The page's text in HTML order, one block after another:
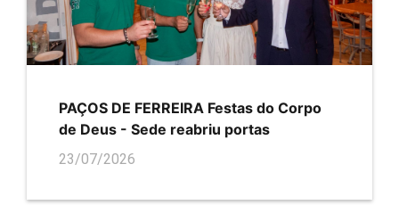
PAÇOS DE FERREIRA Festas do Corpo
de Deus - Sede reabriu portas
23/07/2026